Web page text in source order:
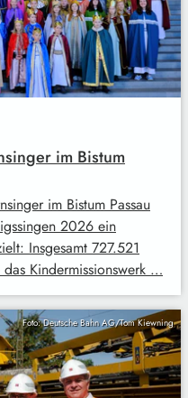
im Bistum
im Bistum Passau
2026 ein
Insgesamt 727.521
Kindermissionswerk …
Foto: Deutsche Bahn AG/Tom Kiewning